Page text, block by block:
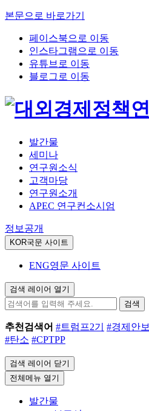
본문으로 바로가기
페이스북으로 이동
인스타그램으로 이동
유튜브로 이동
블로그로 이동
발간물
세미나
연구원소식
고객마당
연구원소개
APEC 연구컨소시엄
정보공개
KOR국문 사이트
ENG영문 사이트
검색 레이어 열기
검색
추천검색어 #트럼프2기 #경제안보
#탄소 #CPTPP
검색 레이어 닫기
전체메뉴 열기
발간물